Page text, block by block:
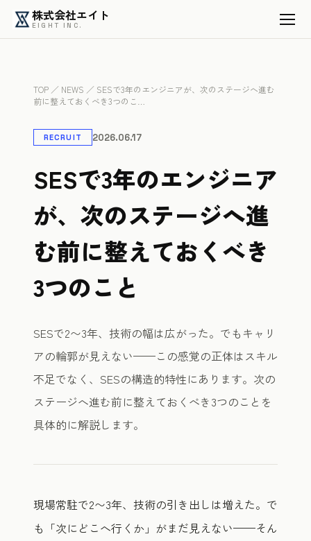
株式会社エイト
EIGHT INC.
TOP ／ NEWS ／ SESで3年のエンジニアが、次のステージへ進む
前に整えておくべき3つのこ…
RECRUIT 2026.06.17
SESで3年のエンジニア
が、次のステージへ進
む前に整えておくべき
3つのこと
SESで2〜3年、技術の幅は広がった。でもキャリ
アの輪郭が見えない——この感覚の正体はスキル
不足でなく、SESの構造的特性にあります。次の
ステージへ進む前に整えておくべき3つのことを
具体的に解説します。
現場常駐で2〜3年、技術の引き出しは増えた。で
も「次にどこへ行くか」がまだ見えない——そん